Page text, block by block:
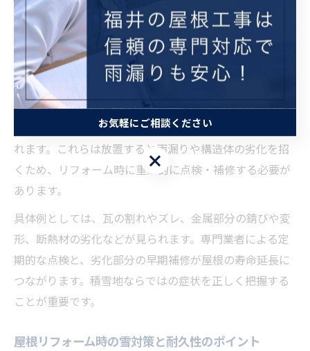
施工も重視されます。これにより、雪による損傷や凍結
被害を抑え、快適な住環境を維持できます。
積雪地の屋根リフォームで抑えるべき劣化症状
積雪地特有の屋根劣化症状には、凍害によるひび割れや
雪の重みでの変形、さらには雪止め部分の腐食が挙げら
れます。これらは放置すると雨漏りや構造体の劣化を招
くため、リフォーム時に重点的に点検・補修する必要が
あります。
具体例としては、瓦の割れやズレ、金属部分の錆びや変
形、断熱材の劣化などが見られます。専門業者による定
期的な点検と、劣化部分の早期補修が屋根の寿命延長に
つながります。積雪地ならではの症状を正しく把握する
ことが重要です。
屋根リフォーム時の雪対策と耐久性のポイント
お気軽にご相談ください
お気軽にご相談ください